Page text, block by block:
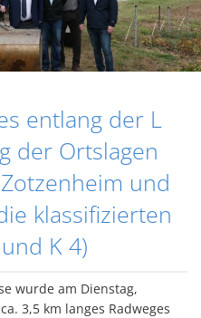
entlang der L
der Ortslagen
und
klassifizierten
K 4)
wurde am Dienstag,
3,5 km langes Radweges